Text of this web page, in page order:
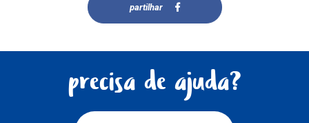
partilhar
precisa de ajuda?